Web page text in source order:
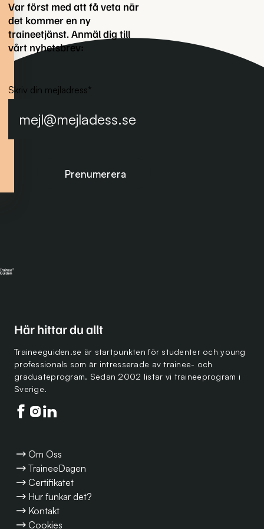
Var först med att få veta när
det kommer en ny
traineetjänst. Anmäl dig till
vårt nyhetsbrev:
Skriv din mejladress*
Här hittar du allt
Traineeguiden.se är startpunkten för studenter och young
professionals som är intresserade av trainee- och
graduateprogram. Sedan 2002 listar vi traineeprogram i
Sverige.
Följ oss på facebook
Följ oss på instagram
Följ oss på linkedin
Om Oss
TraineeDagen
Certifikatet
Hur funkar det?
Kontakt
Cookies